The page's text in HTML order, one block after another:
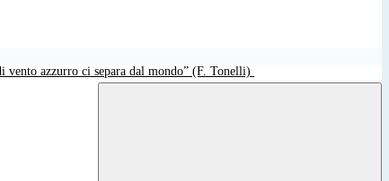
vento azzurro ci separa dal mondo” (F. Tonelli)